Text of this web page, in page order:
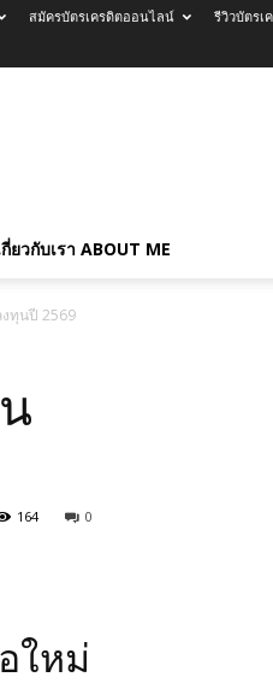
สมัครบัตรเครดิตออนไลน์ รีวิวบัตรเ
กี่ยวกับเรา ABOUT ME
ทุนปี 2569
0
164
ใหม่